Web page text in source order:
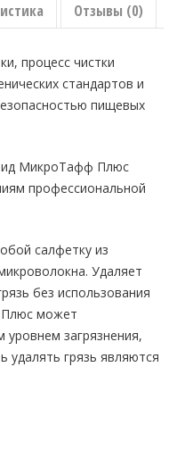
Отзывы (0)
процесс чистки
стандартов и
пищевых
МикроТафф Плюс
профессиональной
салфетку из
Удаляет
без использования
Плюс может
уровнем загрязнения,
грязь являются